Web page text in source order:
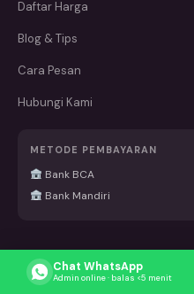
Daftar Harga
Blog & Tips
Cara Pesan
Hubungi Kami
METODE PEMBAYARAN
Bank BCA
Bank Mandiri
Chat WhatsApp
Admin online · balas <5 menit